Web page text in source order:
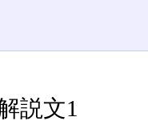
説文1